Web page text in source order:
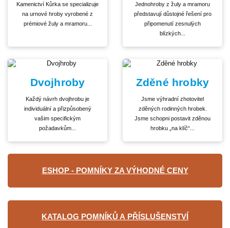
Kamenictví Kůrka se specializuje
na urnové hroby vyrobené z
prémiové žuly a mramoru...
Jednohroby z žuly a mramoru
představují důstojné řešení pro
připomenutí zesnulých
blízkých...
Dvojhroby
Každý návrh dvojhrobu je
individuální a přizpůsobený
vašim specifickým
požadavkům...
Zděné hrobky
Jsme výhradní zhotovitel
zděných rodinných hrobek.
Jsme schopni postavit zděnou
hrobku „na klíč“...
ESHOP - POMNÍKY ZA VÝHODNÉ CENY
KATALOG POMNÍKŮ A PŘÍSLUŠENSTVÍ